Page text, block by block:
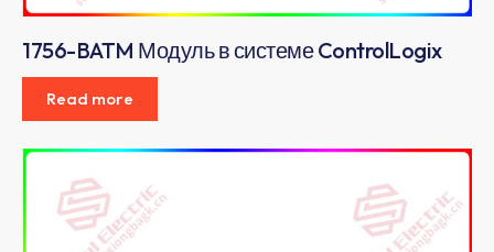
1756-BATM Модуль в системе ControlLogix
Read more